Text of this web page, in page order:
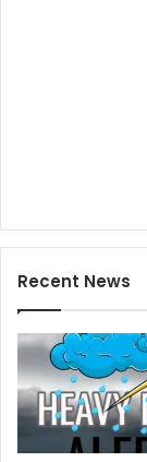
Recent News